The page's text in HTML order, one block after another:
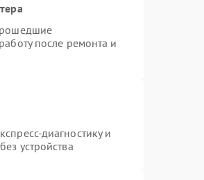
после ремонта и
диагностику и
устройства